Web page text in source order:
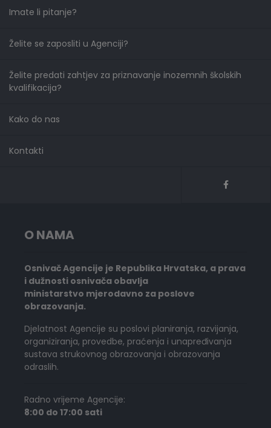
Imate li pitanje?
Želite se zaposliti u Agenciji?
Želite predati zahtjev za priznavanje inozemnih školskih
kvalifikacija?
Kako do nas
Kontakti
O NAMA
Osnivač Agencije je Republika Hrvatska, a prava
i dužnosti osnivača obavlja
ministarstvo mjerodavno za poslove
obrazovanja.
Djelatnost Agencije su poslovi planiranja, razvijanja,
organiziranja, provedbe, praćenja i unapređivanja
sustava strukovnog obrazovanja i obrazovanja
odraslih.
Radno vrijeme Agencije:
8:00 do 17:00 sati